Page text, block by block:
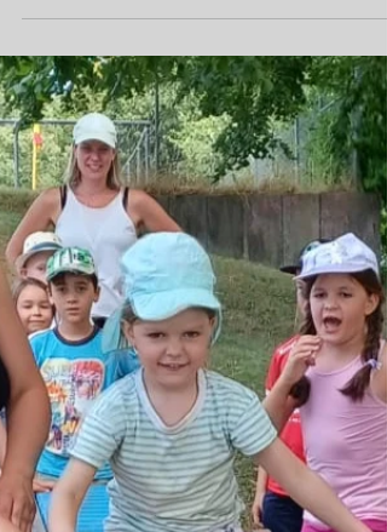
Marina Kienle, Elke Wolf, Tanja
Beurenmeister, Isabelle Hoepfner Vordere
Reihe (von links): Stephan Scheel, Michael
Barsch, Andreas Schlegel Am 18.
Dezember 2025 trafen sich, wie
inzwischen jedes Jahr, der Vorstand,
ehemalige Vorstände und das Team der
Geschäftsstelle mit den aktuellen und
ehemaligen FSJ´ler zu einem kleinen
gemütlichen Jahresausklang. Unser
gemeinsames Fazit an diesem Abend: wir